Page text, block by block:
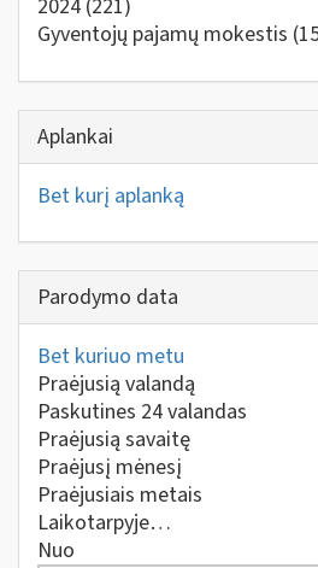
2024 (221)
Gyventojų pajamų mokestis
Aplankai
Bet kurį aplanką
Parodymo data
Bet kuriuo metu
Praėjusią valandą
Paskutines 24 valandas
Praėjusią savaitę
Praėjusį mėnesį
Praėjusiais metais
Laikotarpyje…
Nuo